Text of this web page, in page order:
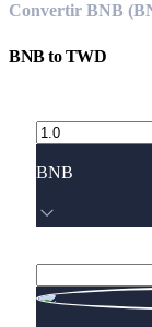
Convertir BNB
BNBtoTWD
BNB